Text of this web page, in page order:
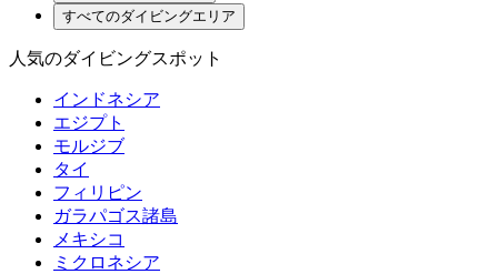
すべてのダイビングエリア
人気のダイビングスポット
インドネシア
エジプト
モルジブ
タイ
フィリピン
ガラパゴス諸島
メキシコ
ミクロネシア